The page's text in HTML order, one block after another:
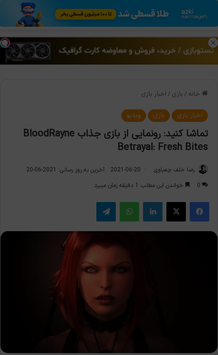
منو
خانه / بازی / اخبار بازی
اخبار بازی بازی ویدیو
تماشا کنید: رونمایی از بازی جذاب BloodRayne
Betrayal: Fresh Bites
رضا خلف چعباوی 2021-06-20
آخرین به روز رسانی: 2021-06-20
0
خواندن این مطلب 1 دقیقه زمان میبرد
فیس بوک X لینکدین واتس آپ تلگرام